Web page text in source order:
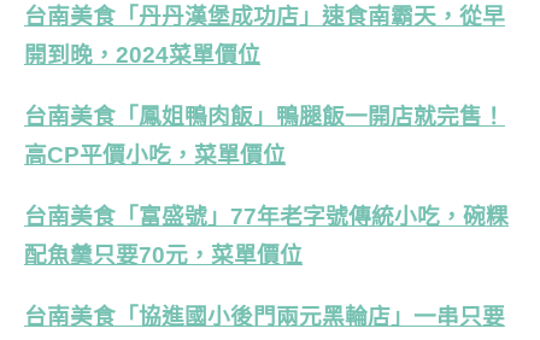
台南美食「丹丹漢堡成功店」速食南霸天，從早
開到晚，2024菜單價位
台南美食「鳳姐鴨肉飯」鴨腿飯一開店就完售！
高CP平價小吃，菜單價位
台南美食「富盛號」77年老字號傳統小吃，碗粿
配魚羹只要70元，菜單價位
台南美食「協進國小後門兩元黑輪店」一串只要